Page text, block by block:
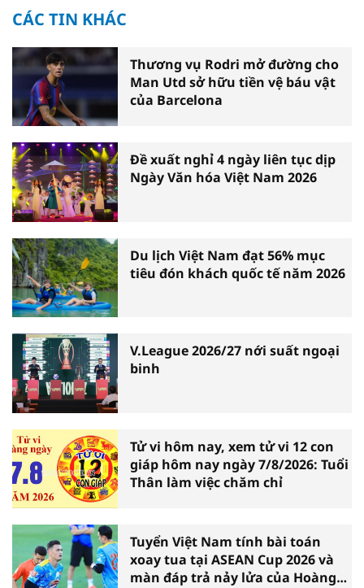
CÁC TIN KHÁC
Thương vụ Rodri mở đường cho
Man Utd sở hữu tiền vệ báu vật
của Barcelona
Đề xuất nghỉ 4 ngày liên tục dịp
Ngày Văn hóa Việt Nam 2026
Du lịch Việt Nam đạt 56% mục
tiêu đón khách quốc tế năm 2026
V.League 2026/27 nới suất ngoại
binh
Tử vi hôm nay, xem tử vi 12 con
giáp hôm nay ngày 7/8/2026: Tuổi
Thân làm việc chăm chỉ
Tuyển Việt Nam tính bài toán
xoay tua tại ASEAN Cup 2026 và
màn đáp trả nảy lửa của Hoàng